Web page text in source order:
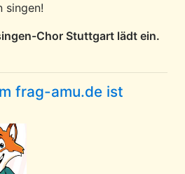
singen!
Chor Stuttgart lädt ein.
frag-amu.de ist